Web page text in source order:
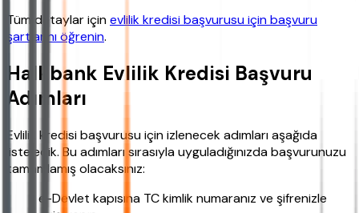
Tüm detaylar içinevlilik kredisi başvurusu için başvuru
şartlarını öğrenin.
Halkbank Evlilik Kredisi Başvuru
Adımları
Evlilik kredisi başvurusu için izlenecek adımları aşağıda
listeledik. Bu adımları sırasıyla uyguladığınızda başvurunuzu
tamamlamış olacaksınız:
e-Devlet kapısına TC kimlik numaranız ve şifrenizle